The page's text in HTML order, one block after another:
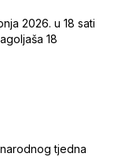
2026. u 18 sati
18
tjedna